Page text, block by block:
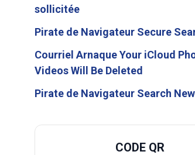
sollicitée
Pirate de Navigateur Secure
Courriel Arnaque Your iCloud
Videos Will Be Deleted
Pirate de Navigateur Search
CODE QR